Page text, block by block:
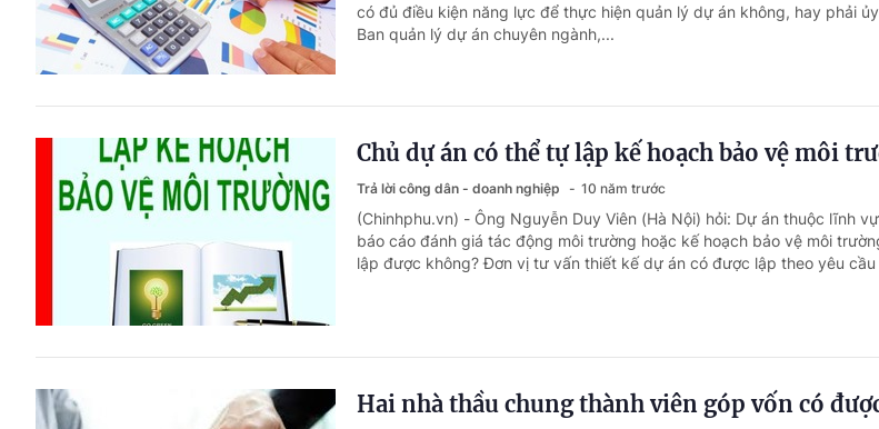
có đủ điều kiện năng lực để thực hiện quản lý dự án không, hay phải
Ban quản lý dự án chuyên ngành,...
Chủ dự án có thể tự lập kế hoạch bảo vệ môi
Trả lời công dân - doanh nghiệp 10 năm trước
(Chinhphu.vn) - Ông Nguyễn Duy Viên (Hà Nội) hỏi: Dự án thuộc lĩnh
báo cáo đánh giá tác động môi trường hoặc kế hoạch bảo vệ môi
lập được không? Đơn vị tư vấn thiết kế dự án có được lập theo yêu
Hai nhà thầu chung thành viên góp vốn có